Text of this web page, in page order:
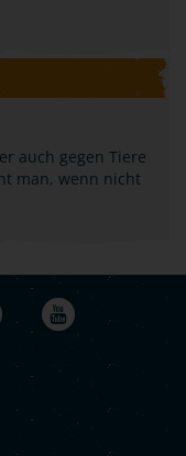
auch gegen Tiere
man, wenn nicht